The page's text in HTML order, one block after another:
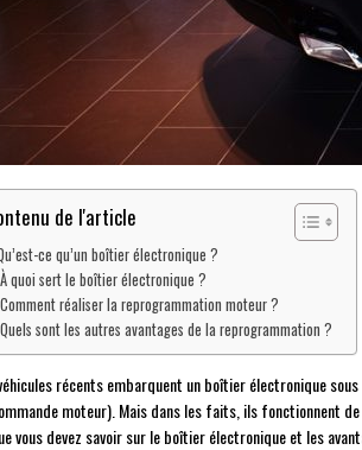
de l'article
ce qu’un boîtier électronique ?
À quoi sert le boîtier électronique ?
Comment réaliser la reprogrammation moteur ?
Quels sont les autres avantages de la reprogrammation ?
récents embarquent un boîtier électronique
moteur). Mais dans les faits, ils fonctionnent
vous devez savoir sur le boîtier électronique et les